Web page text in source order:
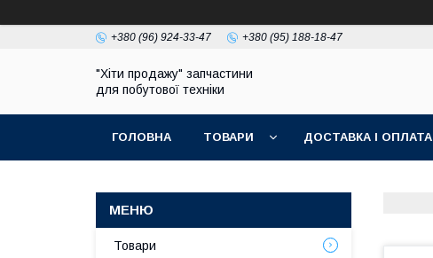
+380 (96) 924-33-47 +380 (95) 188-18-47
"Хіти продажу" запчастини
для побутової техніки
ГОЛОВНА ТОВАРИ ДОСТАВКА І ОПЛАТА
Товари